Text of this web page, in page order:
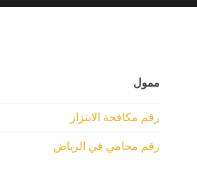
ممول
رقم مكافحة الابتزاز
رقم محامي في الرياض